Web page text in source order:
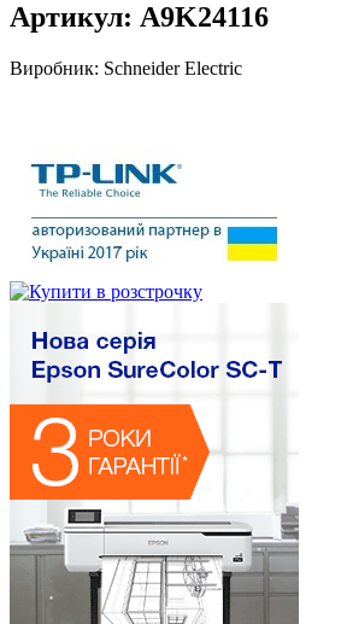
Артикул: A9K24116
Виробник: Schneider Electric